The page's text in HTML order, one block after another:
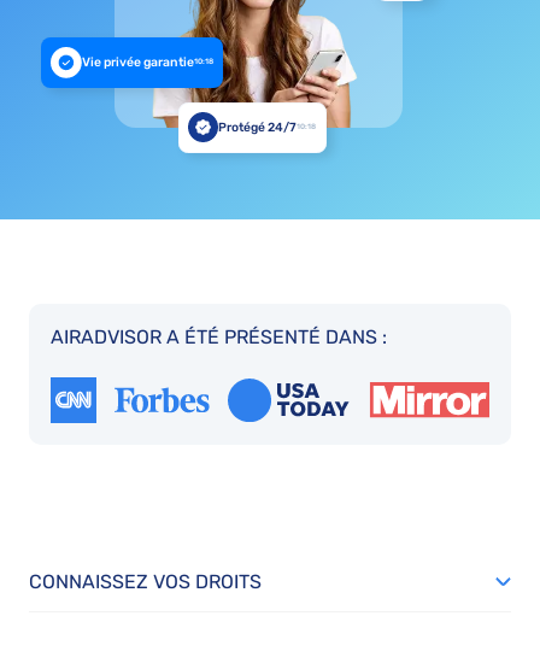
Vie privée garantie10:18
Protégé 24/710:18
AIRADVISOR A ÉTÉ PRÉSENTÉ DANS :
CONNAISSEZ VOS DROITS